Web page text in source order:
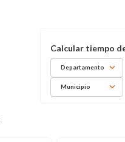
Departamento
Municipio